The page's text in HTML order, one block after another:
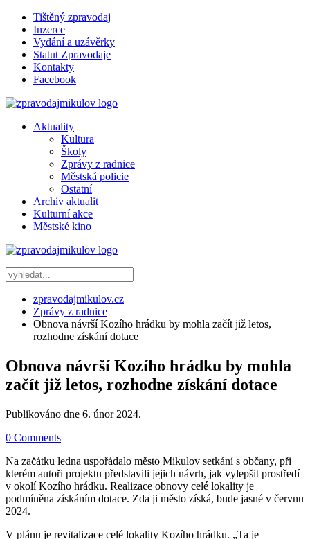
Tištěný zpravodaj
Inzerce
Vydání a uzávěrky
Statut Zpravodaje
Kontakty
Facebook
Aktuality
Kultura
Školy
Zprávy z radnice
Městská policie
Ostatní
Archiv aktualit
Kulturní akce
Městské kino
zpravodajmikulov.cz
Zprávy z radnice
Obnova návrší Kozího hrádku by mohla začít již letos,
rozhodne získání dotace
Obnova návrší Kozího hrádku by mohla
začít již letos, rozhodne získání dotace
Publikováno dne 6. únor 2024.
0 Comments
Na začátku ledna uspořádalo město Mikulov setkání s občany, při
kterém autoři projektu představili jejich návrh, jak vylepšit prostředí
v okolí Kozího hrádku. Realizace obnovy celé lokality je
podmíněna získáním dotace. Zda ji město získá, bude jasné v červnu
2024.
V plánu je revitalizace celé lokality Kozího hrádku. „Ta je